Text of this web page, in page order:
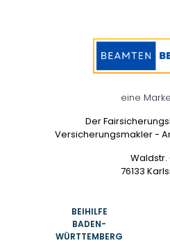
eine
Der
Versicherungsmakler -
Waldstr.
76133
BEIHILFE
BADEN-
WÜRTTEMBERG